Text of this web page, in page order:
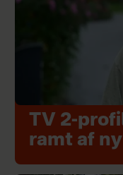
TV 2-
ramt af